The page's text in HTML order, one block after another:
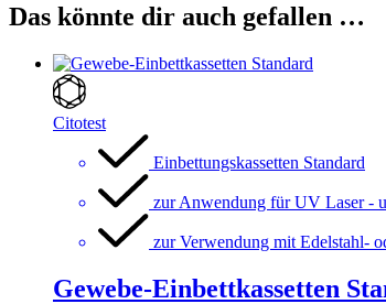
Das könnte dir auch gefallen …
Citotest
Einbettungskassetten Standard
zur Anwendung für UV Laser -
zur Verwendung mit Edelstahl-
Gewebe-Einbettkassetten